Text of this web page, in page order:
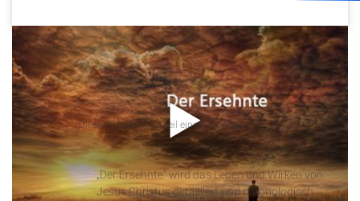
30. März 2019 595Klicks Download
Podcast Diese Aufnahme ist teil eines Podcasts
Der Ersehnte
„Der Ersehnte“ wird das Leben und Wirken von
Jesus Christus detailliert und chronologisch
Über Uns
Kontakt
Spenden